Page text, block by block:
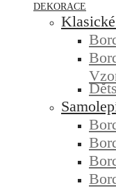
DEKORACE